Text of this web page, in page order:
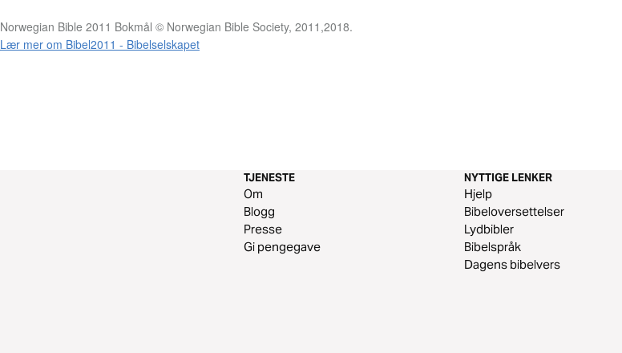
Norwegian Bible 2011 Bokmål © Norwegian Bible Society, 2011,2018.
Lær mer om Bibel2011 - Bibelselskapet
TJENESTE
Om
Blogg
Presse
Gi pengegave
NYTTIGE LENKER
Hjelp
Bibeloversettelser
Lydbibler
Bibelspråk
Dagens bibelvers